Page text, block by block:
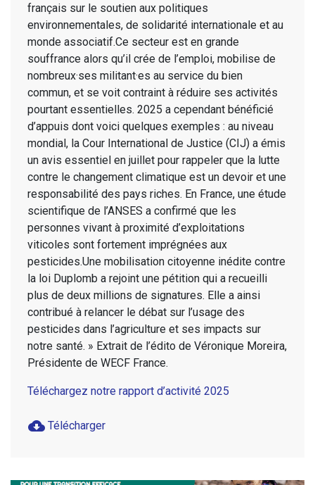
français sur le soutien aux politiques
environnementales, de solidarité internationale et au
monde associatif.Ce secteur est en grande
souffrance alors qu’il crée de l’emploi, mobilise de
nombreux·ses militant·es au service du bien
commun, et se voit contraint à réduire ses activités
pourtant essentielles. 2025 a cependant bénéficié
d’appuis dont voici quelques exemples : au niveau
mondial, la Cour International de Justice (CIJ) a émis
un avis essentiel en juillet pour rappeler que la lutte
contre le changement climatique est un devoir et une
responsabilité des pays riches. En France, une étude
scientifique de l’ANSES a confirmé que les
personnes vivant à proximité d’exploitations
viticoles sont fortement imprégnées aux
pesticides.Une mobilisation citoyenne inédite contre
la loi Duplomb a rejoint une pétition qui a recueilli
plus de deux millions de signatures. Elle a ainsi
contribué à relancer le débat sur l’usage des
pesticides dans l’agriculture et ses impacts sur
notre santé. » Extrait de l’édito de Véronique Moreira,
Présidente de WECF France.
Téléchargez notre rapport d’activité 2025
cloud_download Télécharger